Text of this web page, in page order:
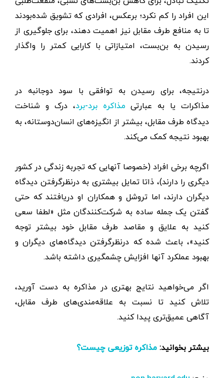
این افراد را کم نکرد؛ برعکس، افرادی که تشویق شده‌بودند
تا به منافع طرف مقابل نیز اهمیت دهند، برای جلوگیری از
رسیدن به بن‌بست، امتیازاتی با کارایی کمتر را واگذار
کردند.
در‌نتیجه، برای رسیدن به توافقی با سود دوجانبه در
مذاکرات یا به عبارتی مذاکره برد-برد، درک و شناخت
دیدگاه طرف مقابل، بیشتر از انگیزه‌های انسان‌دوستانه، به
بهبود نتیجه کمک می‌کند.
اگرچه برخی افراد (خصوصا آنهایی که تجربه زندگی در کشور
دیگری را دارند)، ذاتا تمایل بیشتری به در‌نظر‌گرفتن دیدگاه
دیگران دارند، اما تروشل و همکاران او دریافتند که حتی
گفتن یک جمله ساده به شرکت‌کنندگان مثل «لطفا سعی
کنید به علایق و مقاصد طرف مقابل خود بیشتر توجه
کنید»، باعث شده که درنظر‌گرفتن دیدگاه‌های دیگران و
بهبود عملکرد آنها افزایش چشمگیری داشته باشد.
اگر می‌خواهید نتایج بهتری در مذاکره به دست آورید،
تلاش کنید تا نسبت به علاقه‌مندی‌های طرف مقابل،
آگاهی عمیق‌تری پیدا کنید.
بیشتر بخوانید: مذاکره توزیعی چیست؟